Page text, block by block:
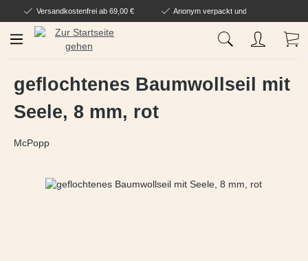
Zum Hauptinhalt springen
Versandkostenfrei ab 69,00 € Anonym verpackt und geliefert
geflochtenes Baumwollseil mit
Seele, 8 mm, rot
McPopp